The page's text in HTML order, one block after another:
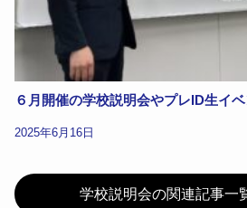
６月開催の学校説明会やプレID生イ
2025年6月16日
学校説明会の関連記事一